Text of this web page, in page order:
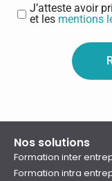
J’atteste avoir
et les mentions
Nos solutions
Formation inter
Formation intra